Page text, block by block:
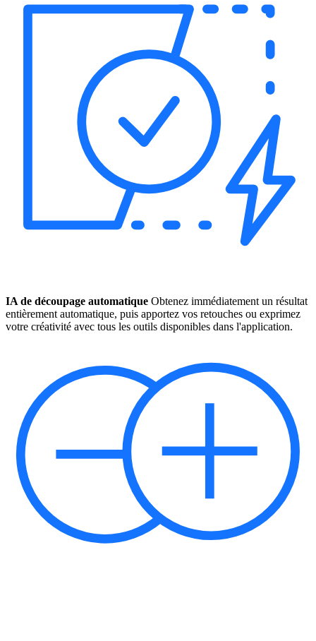
IA de découpage automatique Obtenez immédiatement un résultat
entièrement automatique, puis apportez vos retouches ou exprimez
votre créativité avec tous les outils disponibles dans l'application.